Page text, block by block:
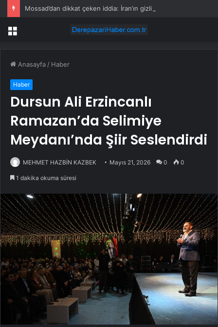
Menü
Anasayfa / Haber
Haber
Dursun Ali Erzincanlı
Ramazan’da Selimiye
Meydanı’nda Şiir Seslendirdi
MEHMET HAZBİN KAZBEK Mayıs 21, 2026 0 0
1 dakika okuma süresi